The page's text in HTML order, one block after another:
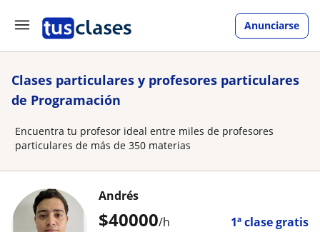
Anunciarse
Clases particulares y profesores particulares
de Programación
Encuentra tu profesor ideal entre miles de profesores
particulares de más de 350 materias
$40000/h 1ª clase gratis
Andrés